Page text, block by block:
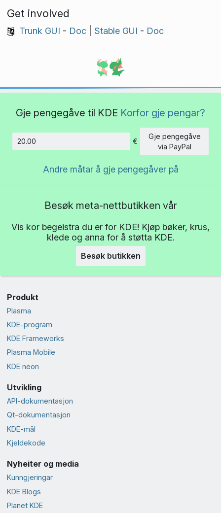
Get involved
Trunk GUI - Doc| Stable GUI - Doc
Gje pengegåve til KDE Korfor gje pengar?
€
Gje pengegåve
via PayPal
Andre måtar å gje pengegåver på
Besøk meta-nettbutikken vår
Vis kor begeistra du er for KDE! Kjøp bøker, krus,
klede og anna for å støtta KDE.
Besøk butikken
Produkt
Plasma
KDE-program
KDE Frameworks
Plasma Mobile
KDE neon
Utvikling
API-dokumentasjon
Qt-dokumentasjon
KDE-mål
Kjeldekode
Nyheiter og media
Kunngjeringar
KDE Blogs
Planet KDE